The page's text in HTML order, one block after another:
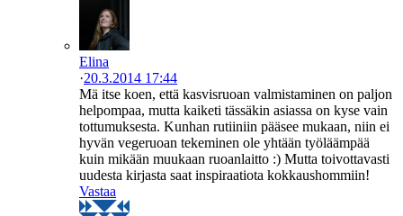
Elina
·20.3.2014 17:44
Mä itse koen, että kasvisruoan valmistaminen on paljon
helpompaa, mutta kaiketi tässäkin asiassa on kyse vain
tottumuksesta. Kunhan rutiiniin pääsee mukaan, niin ei
hyvän vegeruoan tekeminen ole yhtään työläämpää
kuin mikään muukaan ruoanlaitto :) Mutta toivottavasti
uudesta kirjasta saat inspiraatiota kokkaushommiin!
Vastaa